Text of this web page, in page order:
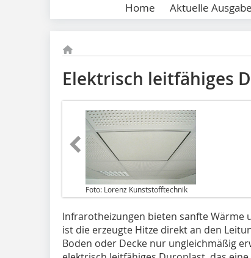
Home Aktuelle Ausgabe
Elektrisch leitfähiges
Foto: Lorenz Kunststofftechnik
Infrarotheizungen bieten sanfte Wärme
ist die erzeugte Hitze direkt an den
Boden oder Decke nur ungleichmäßig